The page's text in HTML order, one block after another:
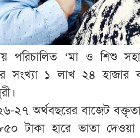
‘মা ও শিশু
১ লাখ ২৪ হাজার
অর্থবছরের বাজেট
টাকা হারে ভাতা দেওয়া